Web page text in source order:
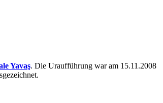
Yavaş. Die Uraufführung war am 15.11.2008